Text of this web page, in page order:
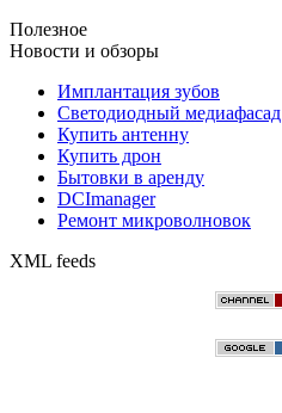
Полезное
Новости и обзоры
Имплантация зубов
Светодиодный медиафасад
Купить антенну
Купить дрон
Бытовки в аренду
DCImanager
Ремонт микроволновок
XML feeds